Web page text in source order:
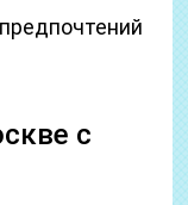
с